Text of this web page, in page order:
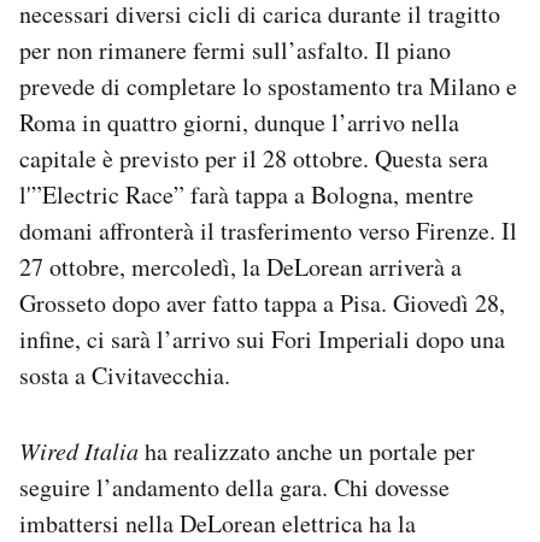
necessari diversi cicli di carica durante il tragitto
per non rimanere fermi sull’asfalto. Il piano
prevede di completare lo spostamento tra Milano e
Roma in quattro giorni, dunque l’arrivo nella
capitale è previsto per il 28 ottobre. Questa sera
l'”Electric Race” farà tappa a Bologna, mentre
domani affronterà il trasferimento verso Firenze. Il
27 ottobre, mercoledì, la DeLorean arriverà a
Grosseto dopo aver fatto tappa a Pisa. Giovedì 28,
infine, ci sarà l’arrivo sui Fori Imperiali dopo una
sosta a Civitavecchia.
Wired Italiaha realizzato anche un portale per
seguire l’andamento della gara. Chi dovesse
imbattersi nella DeLorean elettrica ha la